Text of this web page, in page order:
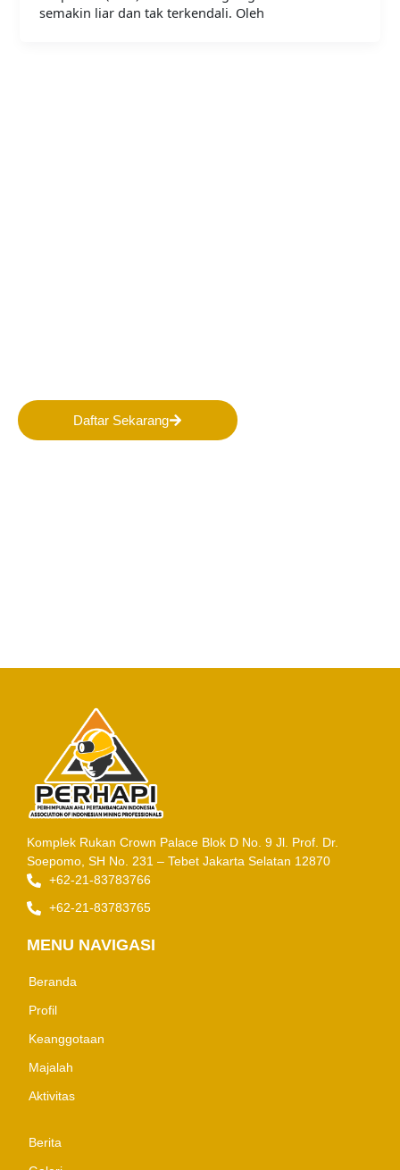
semakin liar dan tak terkendali. Oleh
Daftar Sekarang
Komplek Rukan Crown Palace Blok D No. 9 Jl. Prof. Dr.
Soepomo, SH No. 231 – Tebet Jakarta Selatan 12870
+62-21-83783766
+62-21-83783765
MENU NAVIGASI
Beranda
Profil
Keanggotaan
Majalah
Aktivitas
Berita